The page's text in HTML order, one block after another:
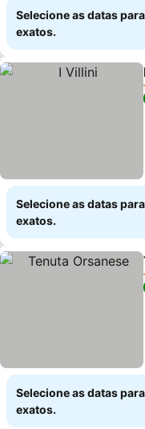
Selecione as datas
exatos.
Selecione as datas
exatos.
Selecione as datas
exatos.